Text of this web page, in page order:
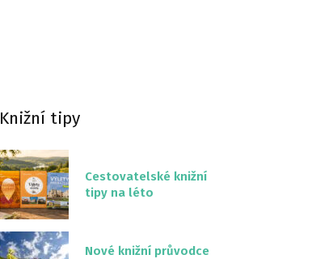
Knižní tipy
Cestovatelské knižní
tipy na léto
Nové knižní průvodce